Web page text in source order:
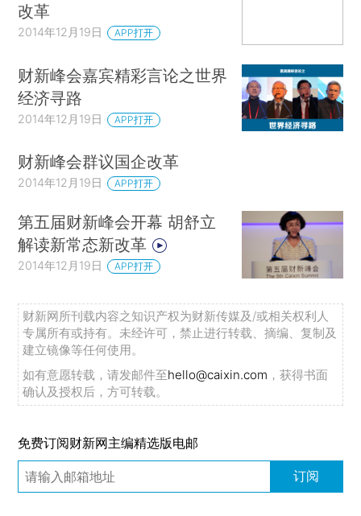
改革
2014年12月19日 APP打开
财新峰会嘉宾精彩言论之世界
经济寻路
2014年12月19日 APP打开
财新峰会群议国企改革
2014年12月19日 APP打开
第五届财新峰会开幕 胡舒立
解读新常态新改革
2014年12月19日 APP打开
财新网所刊载内容之知识产权为财新传媒及/或相关权利人
专属所有或持有。未经许可，禁止进行转载、摘编、复制及
建立镜像等任何使用。
如有意愿转载，请发邮件至hello@caixin.com ，获得书面
确认及授权后，方可转载。
免费订阅财新网主编精选版电邮
订阅